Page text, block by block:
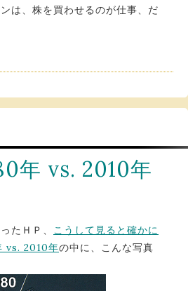
は、株を買わせるのが仕事、だ
年 vs. 2010年
たＨＰ、 こうして見ると確かに
vs. 2010年の中に、こんな写真